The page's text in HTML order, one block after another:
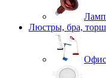
Люстры, бра,